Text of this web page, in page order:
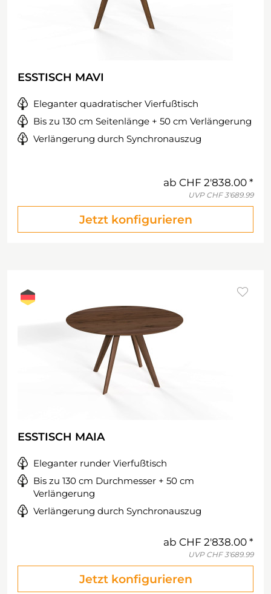
ESSTISCH MAVI
Eleganter quadratischer Vierfußtisch
Bis zu 130 cm Seitenlänge + 50 cm Verlängerung
Verlängerung durch Synchronauszug
ab CHF 2'838.00
UVP CHF 3'689.99
Jetzt konfigurieren
ESSTISCH MAIA
Eleganter runder Vierfußtisch
Bis zu 130 cm Durchmesser + 50 cm
Verlängerung
Verlängerung durch Synchronauszug
ab CHF 2'838.00
UVP CHF 3'689.99
Jetzt konfigurieren